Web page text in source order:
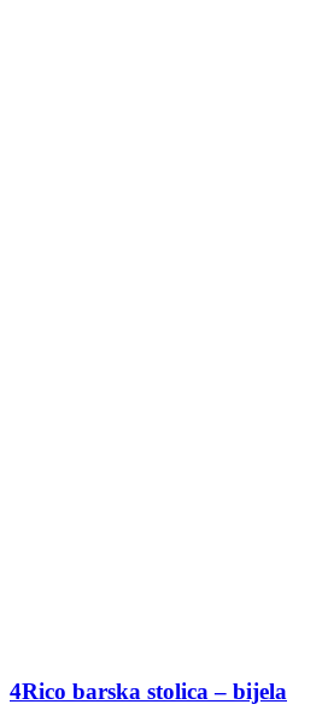
4Rico barska stolica – bijela